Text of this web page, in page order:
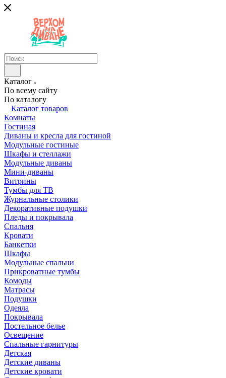
Каталог
По всему сайту
По каталогу
Каталог товаров
Комнаты
Гостиная
Диваны и кресла для гостиной
Модульные гостиные
Шкафы и стеллажи
Модульные диваны
Мини-диваны
Витрины
Тумбы для ТВ
Журнальные столики
Декоративные подушки
Пледы и покрывала
Спальня
Кровати
Банкетки
Шкафы
Модульные спальни
Прикроватные тумбы
Комоды
Матрасы
Подушки
Одеяла
Покрывала
Постельное белье
Освещение
Спальные гарнитуры
Детская
Детские диваны
Детские кровати